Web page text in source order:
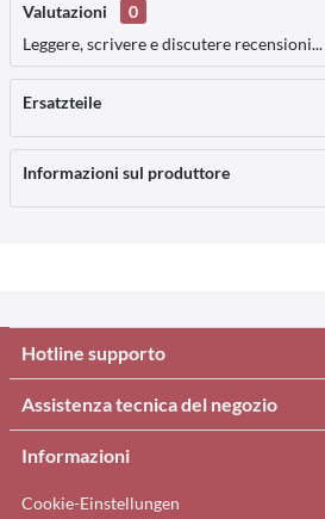
Valutazioni
0
Leggere, scrivere e discutere recensioni...
Ersatzteile
Informazioni sul produttore
Hotline supporto
Assistenza tecnica del negozio
Informazioni
Cookie-Einstellungen